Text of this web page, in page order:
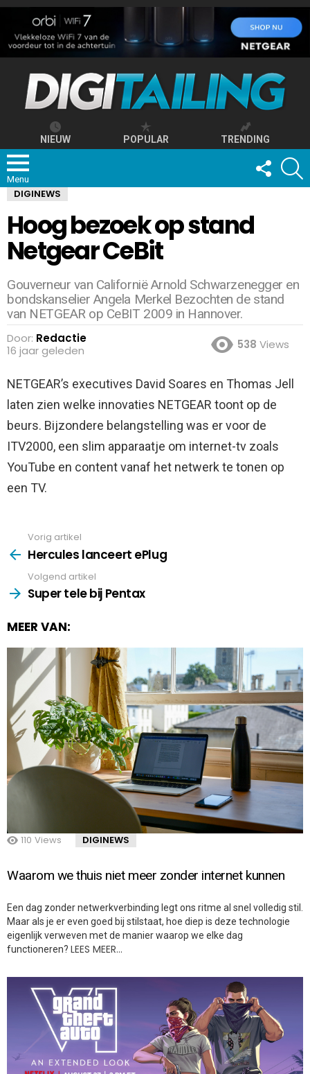
NIEUW POPULAR TRENDING
Menu
FOLLOW
US
DIGINEWS
Hoog bezoek op stand
Netgear CeBit
Gouverneur van Californië Arnold Schwarzenegger en
bondskanselier Angela Merkel Bezochten de stand
van NETGEAR op CeBIT 2009 in Hannover.
Door: Redactie
16 jaar geleden
538 Views
NETGEAR’s executives David Soares en Thomas Jell
laten zien welke innovaties NETGEAR toont op de
beurs. Bijzondere belangstelling was er voor de
ITV2000, een slim apparaatje om internet-tv zoals
YouTube en content vanaf het netwerk te tonen op
een TV.
more
Vorig artikel
Hercules lanceert ePlug
Volgend artikel
Super tele bij Pentax
MEER VAN:
110 Views DIGINEWS
Waarom we thuis niet meer zonder internet kunnen
Een dag zonder netwerkverbinding legt ons ritme al snel volledig stil.
Maar als je er even goed bij stilstaat, hoe diep is deze technologie
eigenlijk verweven met de manier waarop we elke dag
functioneren? LEES MEER…